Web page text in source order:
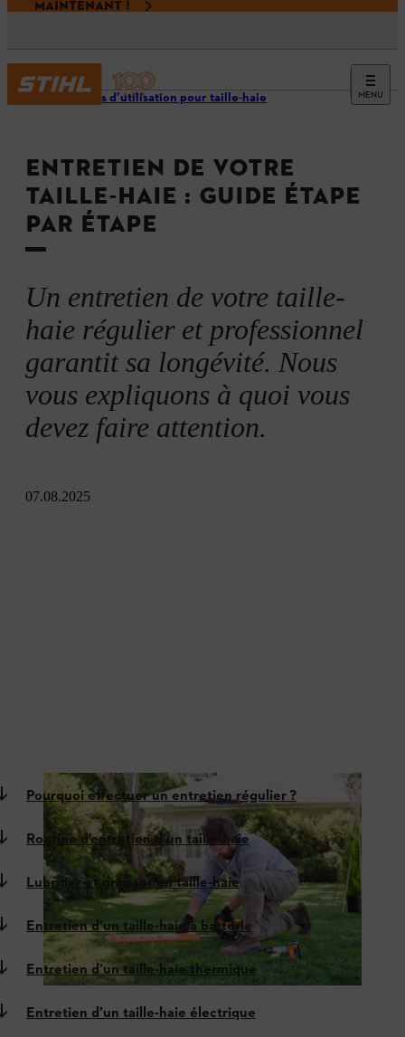
MAINTENANT !
MENU
Conseils d’utilisation pour taille-haie
ENTRETIEN DE VOTRE
TAILLE-HAIE : GUIDE ÉTAPE
PAR ÉTAPE
Un entretien de votre taille-
haie régulier et professionnel
garantit sa longévité. Nous
vous expliquons à quoi vous
devez faire attention.
07.08.2025
Pourquoi effectuer un entretien régulier ?
Routine d’entretien d’un taille-haie
Lubrifier et graisser un taille-haie
Entretien d’un taille-haie à batterie
Entretien d’un taille-haie thermique
Entretien d’un taille-haie électrique